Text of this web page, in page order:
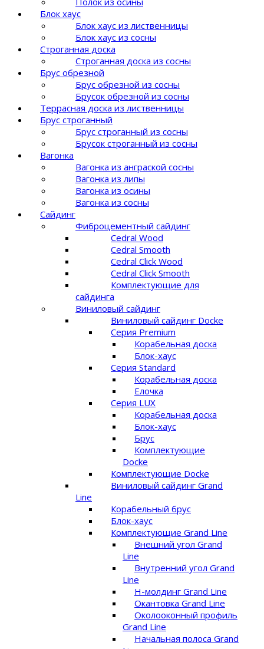
Блок хаус
Блок хаус из лиственницы
Блок хаус из сосны
Строганная доска
Строганная доска из сосны
Брус обрезной
Брус обрезной из сосны
Брусок обрезной из сосны
Террасная доска из лиственницы
Брус строганный
Брус строганный из сосны
Брусок строганный из сосны
Вагонка
Вагонка из анграской сосны
Вагонка из липы
Вагонка из осины
Вагонка из сосны
Сайдинг
Фиброцементный сайдинг
Cedral Wood
Cedral Smooth
Cedral Click Wood
Cedral Click Smooth
Комплектующие для
сайдинга
Виниловый сайдинг
Виниловый сайдинг Docke
Серия Premium
Корабельная доска
Блок-хаус
Серия Standard
Корабельная доска
Елочка
Серия LUX
Корабельная доска
Блок-хаус
Брус
Комплектующие
Docke
Комплектующие Docke
Виниловый сайдинг Grand
Line
Корабельный брус
Блок-хаус
Комплектующие Grand Line
Внешний угол Grand
Line
Внутренний угол Grand
Line
Н-молдинг Grand Line
Окантовка Grand Line
Околооконный профиль
Grand Line
Начальная полоса Grand